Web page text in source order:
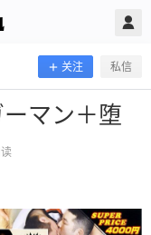
关注 私信
マン＋堕
2019/4/27